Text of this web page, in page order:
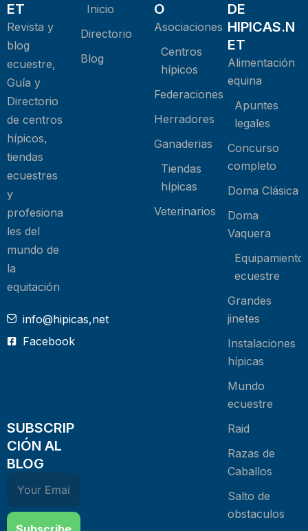
ET
Revista y
blog
ecuestre,
Guía y
Directorio
de centros
hípicos,
tiendas
ecuestres
y
profesiona
les del
mundo de
la
equitación
info@hipicas,net
Facebook
SUBSCRIP
CIÓN AL
BLOG
Inicio
Directorio
Blog
O
Asociaciones
Centros
hípicos
Federaciones
Herradores
Ganaderias
Tiendas
hípicas
Veterinarios
DE
HIPICAS.N
ET
Alimentación
equina
Apuntes
legales
Concurso
completo
Doma Clásica
Doma
Vaquera
Equipamiento
ecuestre
Grandes
jinetes
Instalaciones
hípicas
Mundo
ecuestre
Raid
Razas de
Caballos
Salto de
obstaculos